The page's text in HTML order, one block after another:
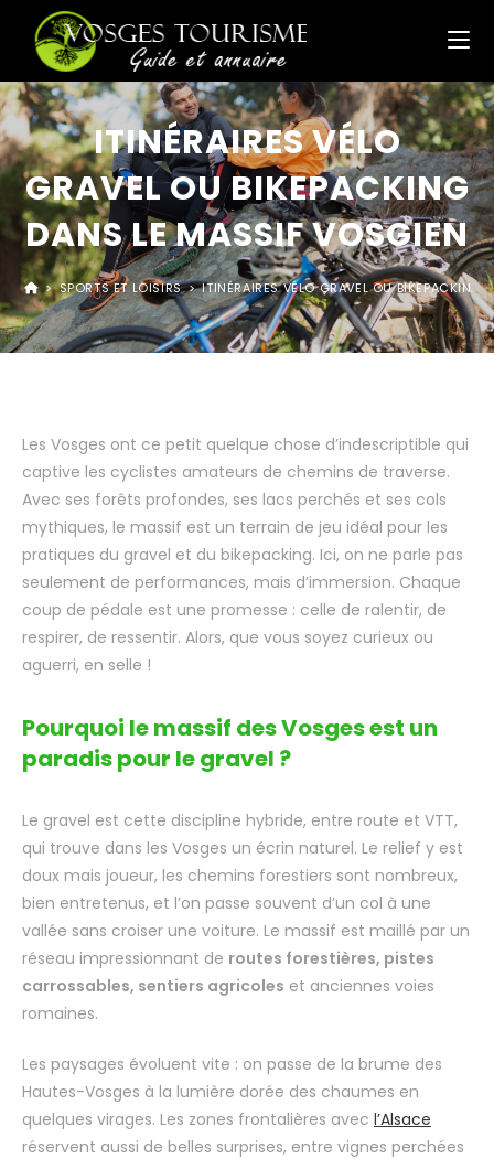
ITINÉRAIRES VÉLO
GRAVEL OU BIKEPACKING
DANS LE MASSIF VOSGIEN
> SPORTS ET LOISIRS > ITINÉRAIRES VÉLO GRAVEL OU BIKEPACKING
Les Vosges ont ce petit quelque chose d’indescriptible qui
captive les cyclistes amateurs de chemins de traverse.
Avec ses forêts profondes, ses lacs perchés et ses cols
mythiques, le massif est un terrain de jeu idéal pour les
pratiques du gravel et du bikepacking. Ici, on ne parle pas
seulement de performances, mais d’immersion. Chaque
coup de pédale est une promesse : celle de ralentir, de
respirer, de ressentir. Alors, que vous soyez curieux ou
aguerri, en selle !
Pourquoi le massif des Vosges est un
paradis pour le gravel ?
Le gravel est cette discipline hybride, entre route et VTT,
qui trouve dans les Vosges un écrin naturel. Le relief y est
doux mais joueur, les chemins forestiers sont nombreux,
bien entretenus, et l’on passe souvent d’un col à une
vallée sans croiser une voiture. Le massif est maillé par un
réseau impressionnant de routes forestières, pistes
carrossables, sentiers agricoles et anciennes voies
romaines.
Les paysages évoluent vite : on passe de la brume des
Hautes-Vosges à la lumière dorée des chaumes en
quelques virages. Les zones frontalières avec l’Alsace
réservent aussi de belles surprises, entre vignes perchées